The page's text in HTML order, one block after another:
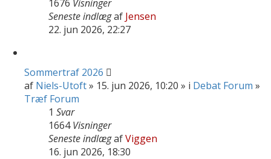
1676 Visninger
Seneste indlægaf Jensen
22. jun 2026, 22:27
Sommertraf 2026
af Niels-Utoft» 15. jun 2026, 10:20 » i Debat Forum »
Træf Forum
1 Svar
1664Visninger
Seneste indlægafViggen
16. jun 2026, 18:30